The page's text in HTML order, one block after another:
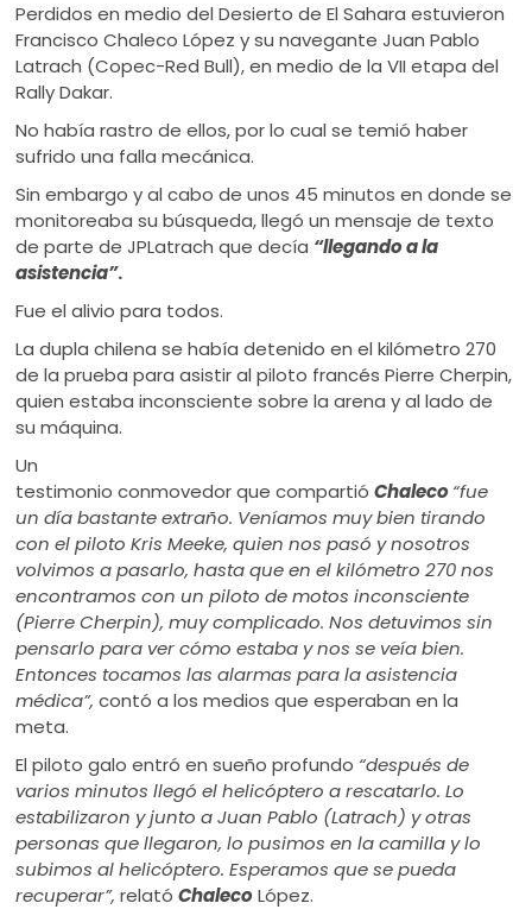
Perdidos en medio del Desierto de El Sahara estuvieron
Francisco Chaleco López y su navegante Juan Pablo
Latrach (Copec-Red Bull), en medio de la VII etapa del
Rally Dakar.
No había rastro de ellos, por lo cual se temió haber
sufrido una falla mecánica.
Sin embargo y al cabo de unos 45 minutos en donde se
monitoreaba su búsqueda, llegó un mensaje de texto
de parte de JPLatrach que decía “llegando a la
asistencia”.
Fue el alivio para todos.
La dupla chilena se había detenido en el kilómetro 270
de la prueba para asistir al piloto francés Pierre Cherpin,
quien estaba inconsciente sobre la arena y al lado de
su máquina.
Un
testimonio conmovedor que compartióChaleco“fue
un día bastante extraño. Veníamos muy bien tirando
con el piloto Kris Meeke, quien nos pasó y nosotros
volvimos a pasarlo, hasta que en el kilómetro 270 nos
encontramos con un piloto de motos inconsciente
(Pierre Cherpin), muy complicado. Nos detuvimos sin
pensarlo para ver cómo estaba y nos se veía bien.
Entonces tocamos las alarmas para la asistencia
médica”, contó a los medios que esperaban en la
meta.
El piloto galo entró en sueño profundo “después de
varios minutos llegó el helicóptero a rescatarlo. Lo
estabilizaron y junto a Juan Pablo (Latrach) y otras
personas que llegaron, lo pusimos en la camilla y lo
subimos al helicóptero. Esperamos que se pueda
recuperar”,relatóChalecoLópez.